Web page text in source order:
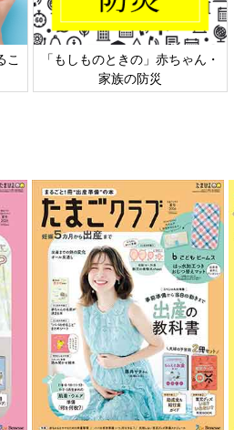
こ
「もしものときの」赤ちゃん・
家族の防災